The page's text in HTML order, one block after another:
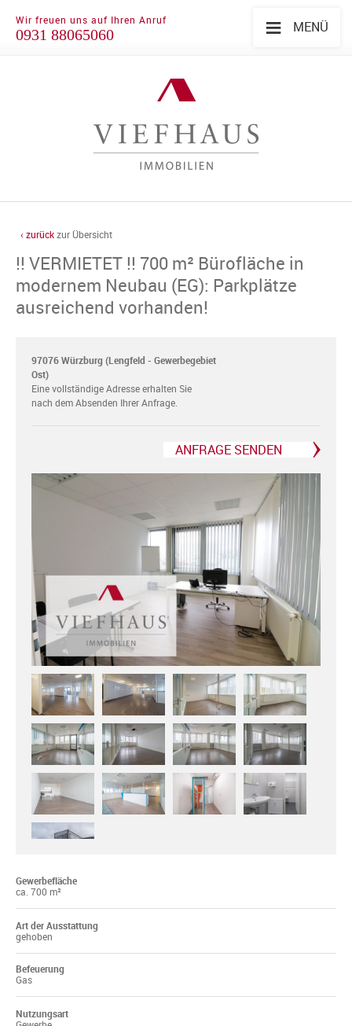
≡ MENÜ
Wir freuen uns auf Ihren Anruf
0931 88065060
‹ zurückzur Übersicht
!! VERMIETET !! 700 m² Bürofläche in
modernem Neubau (EG): Parkplätze
ausreichend vorhanden!
97076 Würzburg (Lengfeld - Gewerbegebiet
Ost)
Eine vollständige Adresse erhalten Sie
nach dem Absenden Ihrer Anfrage.
ANFRAGE SENDEN
Gewerbefläche
ca. 700 m²
Art der Ausstattung
gehoben
Befeuerung
Gas
Nutzungsart